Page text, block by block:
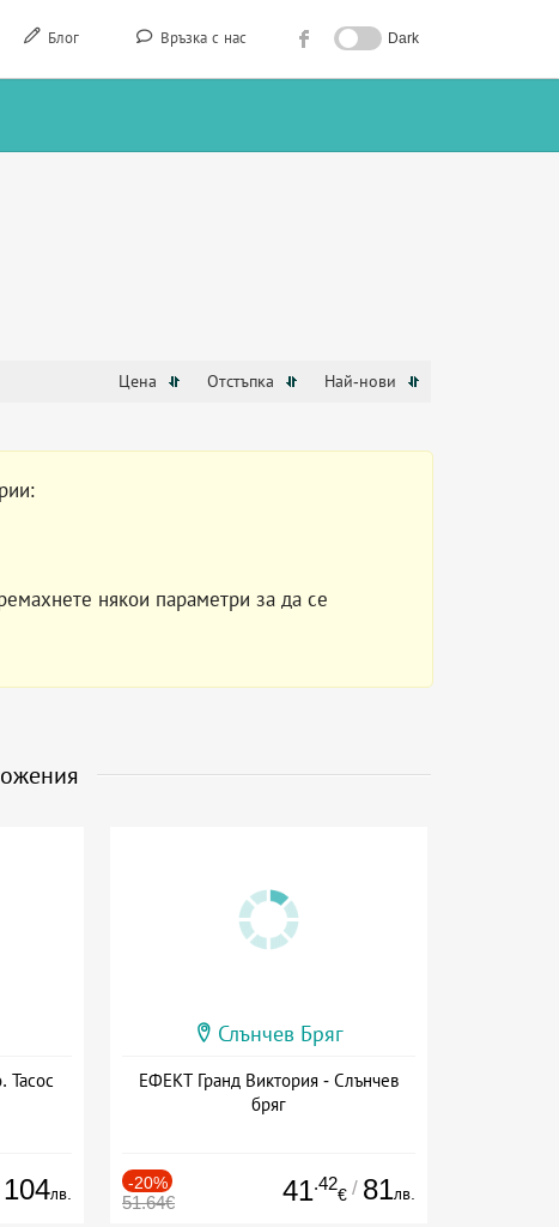
Блог Връзка с нас Dark
Цена Отстъпка Най-нови
някои параметри за да се
Тасос
104лв.
Слънчев Бряг
ЕФЕКТ Гранд Виктория - Слънчев
бряг
-20%
51.64€ 41.42
€ / 81лв.